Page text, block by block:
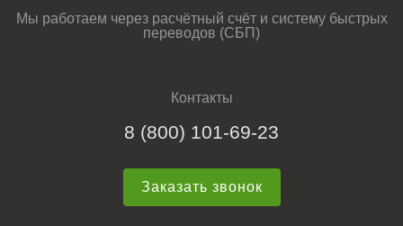
Мы работаем через расчётный счёт и систему быстрых
переводов (СБП)
Контакты
8 (800) 101-69-23
Заказать звонок